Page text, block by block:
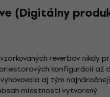
(Digitálny
reverbov nikdy
konfigurácií až
aj tým
miestností vytvorený